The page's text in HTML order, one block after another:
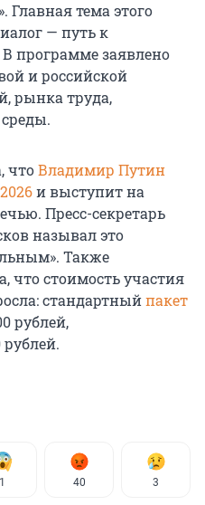
Главная тема этого
— путь к
программе заявлено
и российской
рынка труда,
чтоВладимир Путин
и выступит на
Пресс-секретарь
называл это
Также
что стоимость участия
стандартныйпакет
рублей,
рублей.
1 40 3